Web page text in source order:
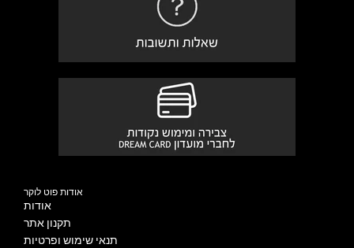
אודות פוט לוקר
אודות
תקנון אתר
תנאי שימוש ופרטיות